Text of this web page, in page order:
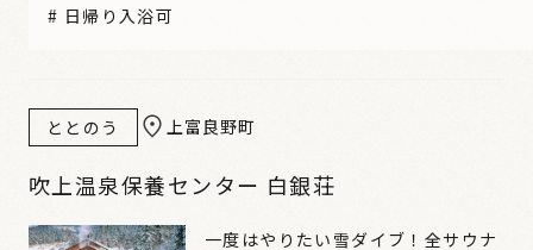
# 日帰り入浴可
ととのう 上富良野町
吹上温泉保養センター 白銀荘
一度はやりたい雪ダイブ！全サウナ